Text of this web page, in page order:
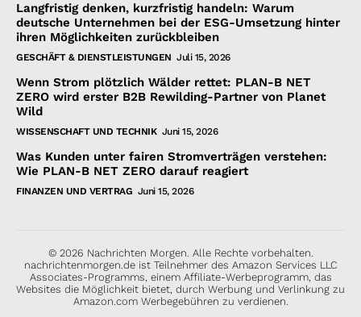
Langfristig denken, kurzfristig handeln: Warum
deutsche Unternehmen bei der ESG-Umsetzung hinter
ihren Möglichkeiten zurückbleiben
GESCHÄFT & DIENSTLEISTUNGEN Juli 15, 2026
Wenn Strom plötzlich Wälder rettet: PLAN-B NET
ZERO wird erster B2B Rewilding-Partner von Planet
Wild
WISSENSCHAFT UND TECHNIK Juni 15, 2026
Was Kunden unter fairen Stromverträgen verstehen:
Wie PLAN-B NET ZERO darauf reagiert
FINANZEN UND VERTRAG Juni 15, 2026
© 2026 Nachrichten Morgen. Alle Rechte vorbehalten.
nachrichtenmorgen.de ist Teilnehmer des Amazon Services LLC
Associates-Programms, einem Affiliate-Werbeprogramm, das
Websites die Möglichkeit bietet, durch Werbung und Verlinkung zu
Amazon.com Werbegebühren zu verdienen.